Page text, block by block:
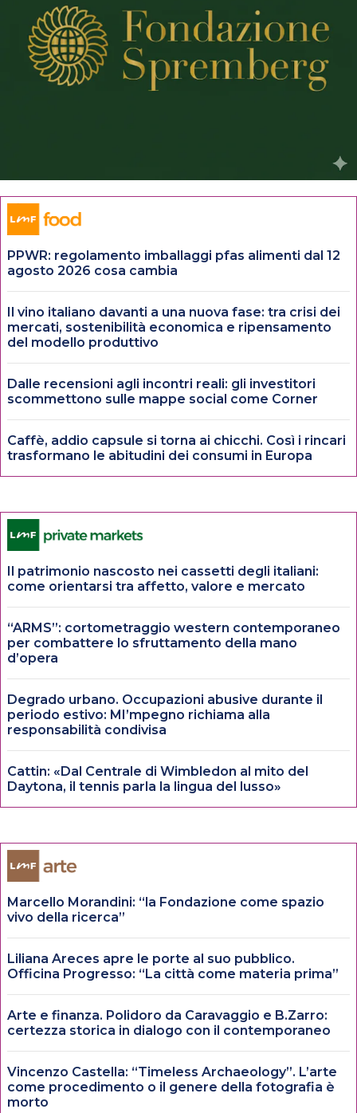
PPWR: regolamento imballaggi pfas alimenti dal 12
agosto 2026 cosa cambia
Il vino italiano davanti a una nuova fase: tra crisi dei
mercati, sostenibilità economica e ripensamento
del modello produttivo
Dalle recensioni agli incontri reali: gli investitori
scommettono sulle mappe social come Corner
Caffè, addio capsule si torna ai chicchi. Così i rincari
trasformano le abitudini dei consumi in Europa
Il patrimonio nascosto nei cassetti degli italiani:
come orientarsi tra affetto, valore e mercato
“ARMS”: cortometraggio western contemporaneo
per combattere lo sfruttamento della mano
d’opera
Degrado urbano. Occupazioni abusive durante il
periodo estivo: MI’mpegno richiama alla
responsabilità condivisa
Cattin: «Dal Centrale di Wimbledon al mito del
Daytona, il tennis parla la lingua del lusso»
Marcello Morandini: “la Fondazione come spazio
vivo della ricerca”
Liliana Areces apre le porte al suo pubblico.
Officina Progresso: “La città come materia prima”
Arte e finanza. Polidoro da Caravaggio e B.Zarro:
certezza storica in dialogo con il contemporaneo
Vincenzo Castella: “Timeless Archaeology”. L’arte
come procedimento o il genere della fotografia è
morto